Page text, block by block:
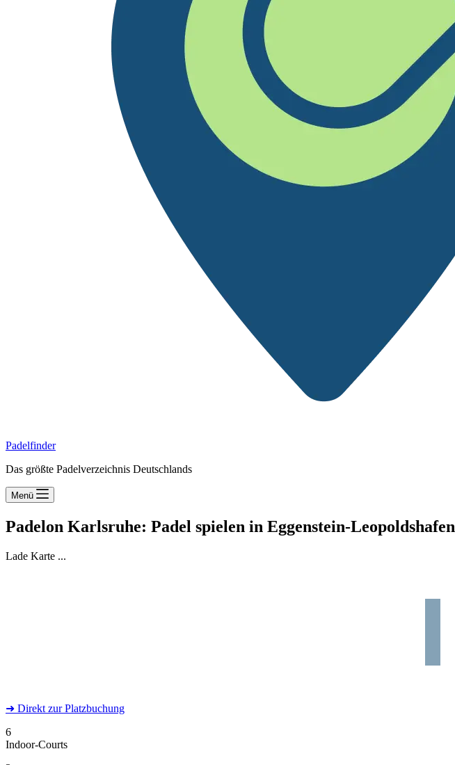
Padelfinder
Das größte Padelverzeichnis Deutschlands
Menü
Padelon Karlsruhe: Padel spielen in Eggenstein-Leopoldshafen
Lade Karte ...
➜ Direkt zur Platzbuchung
6
Indoor-Courts